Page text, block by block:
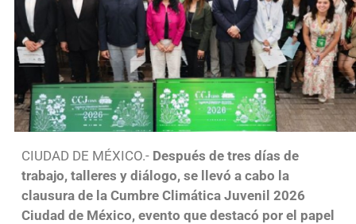
CIUDAD DE MÉXICO.- Después de tres días de
trabajo, talleres y diálogo, se llevó a cabo la
clausura de la Cumbre Climática Juvenil 2026
Ciudad de México, evento que destacó por el papel